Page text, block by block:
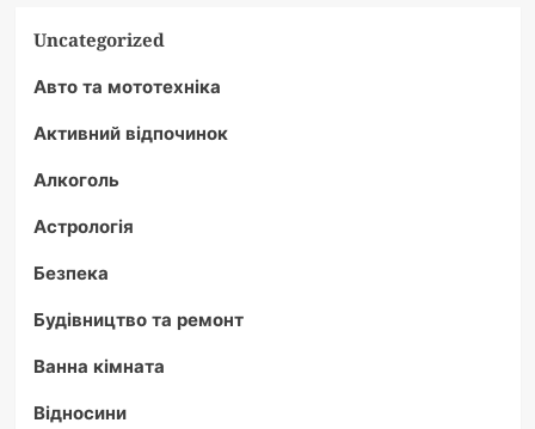
Uncategorized
Авто та мототехніка
Активний відпочинок
Алкоголь
Астрологія
Безпека
Будівництво та ремонт
Ванна кімната
Відносини